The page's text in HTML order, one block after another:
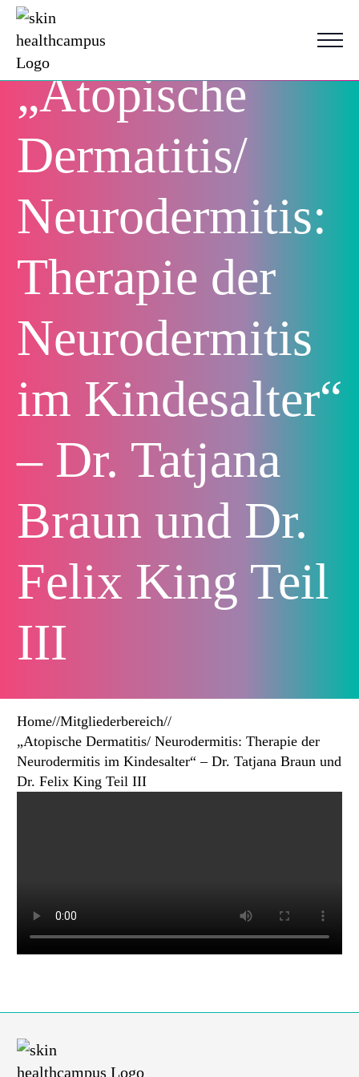
„Atopische
Dermatitis/
Neurodermitis:
Therapie der
Neurodermitis
im Kindesalter“
– Dr. Tatjana
Braun und Dr.
Felix King Teil
III
Home//Mitgliederbereich//
„Atopische Dermatitis/ Neurodermitis: Therapie der
Neurodermitis im Kindesalter“ – Dr. Tatjana Braun und
Dr. Felix King Teil III